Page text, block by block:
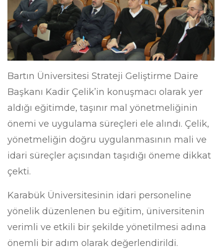
Bartın Üniversitesi Strateji Geliştirme Daire
Başkanı Kadir Çelik’in konuşmacı olarak yer
aldığı eğitimde, taşınır mal yönetmeliğinin
önemi ve uygulama süreçleri ele alındı. Çelik,
yönetmeliğin doğru uygulanmasının mali ve
idari süreçler açısından taşıdığı öneme dikkat
çekti.
Karabük Üniversitesinin idari personeline
yönelik düzenlenen bu eğitim, üniversitenin
verimli ve etkili bir şekilde yönetilmesi adına
önemli bir adım olarak değerlendirildi.